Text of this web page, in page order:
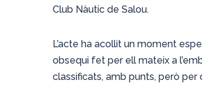
Club Nàutic de Salou.
L’acte ha acollit un moment
obsequi fet per ell mateix a
classificats, amb punts, però